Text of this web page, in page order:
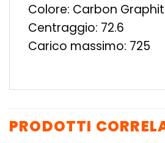
Colore: Carbon
Centraggio: 72.6
Carico massimo: 725
PRODOTTI